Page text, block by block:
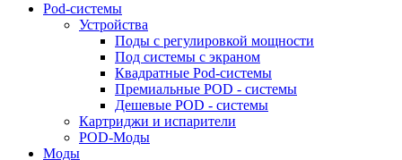
Pod-системы
Устройства
Поды с регулировкой мощности
Под системы с экраном
Квадратные Pod-системы
Премиальные POD - системы
Дешевые POD - системы
Картриджи и испарители
POD-Моды
Моды